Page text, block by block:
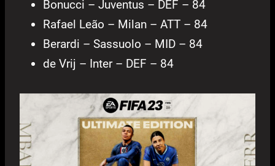
Bonucci – Juventus – DEF – 84
Rafael Leão – Milan – ATT – 84
Berardi – Sassuolo – MID – 84
de Vrij – Inter – DEF – 84